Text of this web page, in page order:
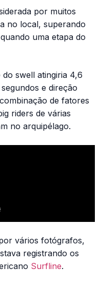
por muitos
no local, superando
uma etapa do
swell atingiria 4,6
e direção
de fatores
riders de várias
no arquipélago.
vários fotógrafos,
registrando os
Surfline.